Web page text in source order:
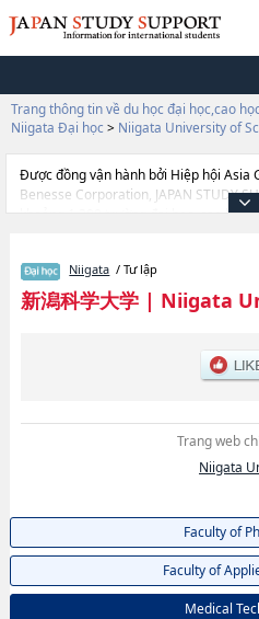
Trang thông tin về du học đại học,cao
Niigata Đại học > Niigata University of
Được đồng vận hành bởi Hiệp hội Asia
Benesse Corporation, JAPAN STUDY
khoảng 1.300 trường đại học, cao
thông tin cần thiết dành cho du học
PharmacyhoặcNgành Faculty of
TechnologyhoặcNgành Nursing, thông
sở trang thiết bị, hướng dẫn địa điểm
Niigata / Tư lập
新潟科学大学| Niigata
Trang web
Niigata
Faculty of
Faculty of
Medical